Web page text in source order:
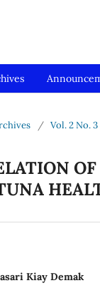
/ Vol. 2 No.
Kiay Demak